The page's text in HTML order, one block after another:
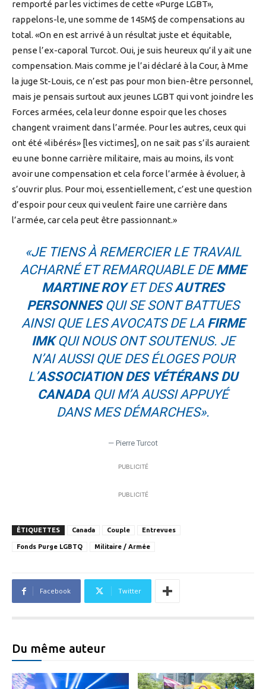
remporté par les victimes de cette «Purge LGBT»,
rappelons-le, une somme de 145M$ de compensations au
total. «On en est arrivé à un résultat juste et équitable,
pense l’ex-caporal Turcot. Oui, je suis heureux qu’il y ait une
compensation. Mais comme je l’ai déclaré à la Cour, à Mme
la juge St-Louis, ce n’est pas pour mon bien-être personnel,
mais je pensais surtout aux jeunes LGBT qui vont joindre les
Forces armées, cela leur donne espoir que les choses
changent vraiment dans l’armée. Pour les autres, ceux qui
ont été «libérés» [les victimes], on ne sait pas s’ils auraient
eu une bonne carrière militaire, mais au moins, ils vont
avoir une compensation et cela force l’armée à évoluer, à
s’ouvrir plus. Pour moi, essentiellement, c’est une question
d’espoir pour ceux qui veulent faire une carrière dans
l’armée, car cela peut être passionnant.»
«JE TIENS À REMERCIER LE TRAVAIL
ACHARNÉ ET REMARQUABLE DEMME
MARTINE ROYET DESAUTRES
PERSONNESQUI SE SONT BATTUES
AINSI QUE LES AVOCATS DE LA FIRME
IMKQUI NOUS ONT SOUTENUS. JE
N’AI AUSSI QUE DES ÉLOGES POUR
L’ASSOCIATION DES VÉTÉRANS DU
CANADA QUI M’A AUSSI APPUYÉ
DANS MES DÉMARCHES».
— Pierre Turcot
PUBLICITÉ
PUBLICITÉ
ÉTIQUETTES Canada Couple Entrevues
Fonds Purge LGBTQ Militaire / Armée
Facebook Twitter
Du même auteur